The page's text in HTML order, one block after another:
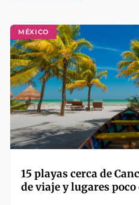
MÉXICO
15 playas cerca de
de viaje y lugares